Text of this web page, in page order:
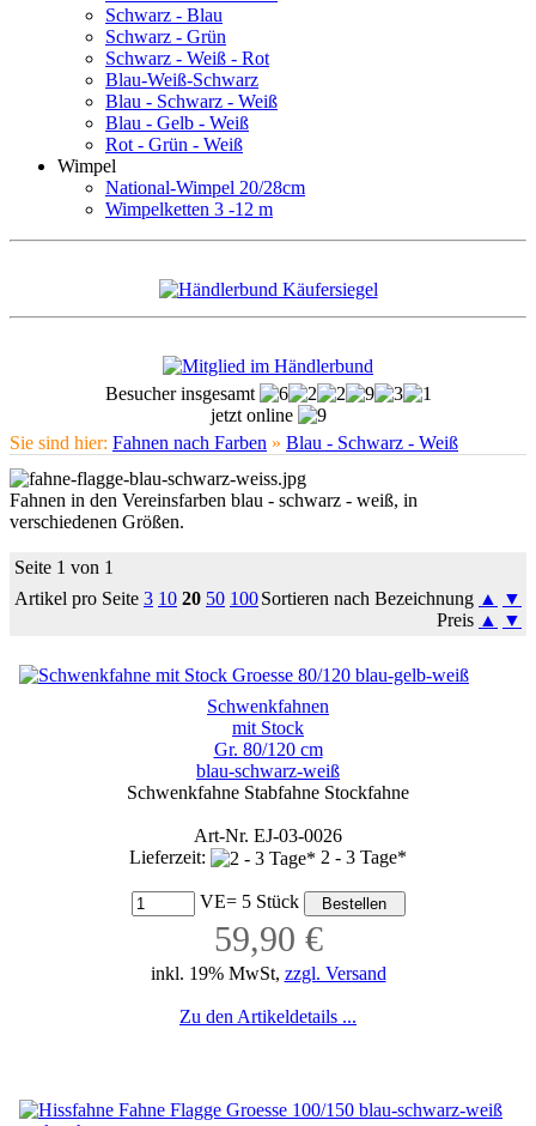
Schwarz - Blau
Schwarz - Grün
Schwarz - Weiß - Rot
Blau-Weiß-Schwarz
Blau - Schwarz - Weiß
Blau - Gelb - Weiß
Rot - Grün - Weiß
Wimpel
National-Wimpel 20/28cm
Wimpelketten 3 -12 m
Besucher insgesamt
jetzt online
Sie sind hier: Fahnen nach Farben » Blau - Schwarz - Weiß
Fahnen in den Vereinsfarben blau - schwarz - weiß, in
verschiedenen Größen.
Seite 1 von 1
Artikel pro Seite 3 10 20 50 100Sortieren nach Bezeichnung ▲
▼
Preis ▲ ▼
Schwenkfahnen
mit Stock
Gr. 80/120 cm
blau-schwarz-weiß
Schwenkfahne Stabfahne Stockfahne
Art-Nr. EJ-03-0026
Lieferzeit:
2 - 3 Tage*
VE= 5 Stück
59,90 €
inkl. 19% MwSt, zzgl. Versand
Zu den Artikeldetails ...